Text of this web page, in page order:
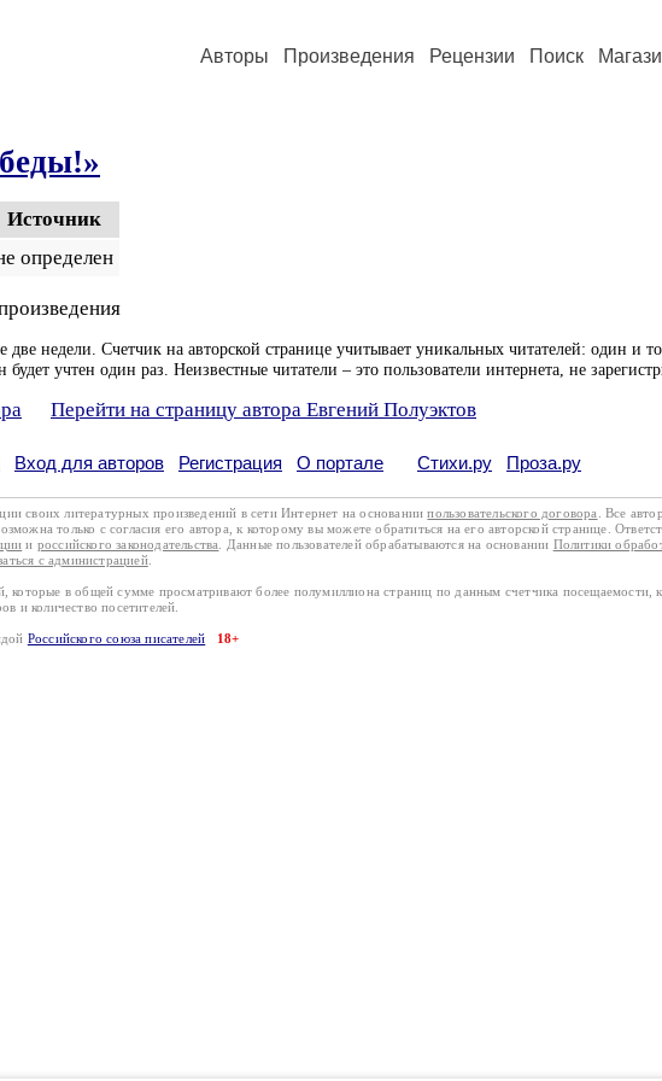
Авторы Произведения Рецензии Поиск
Источник
определен
недели. Счетчик на авторской странице учитывает уникальных читателей: один и
учтен один раз. Неизвестные читатели – это пользователи интернета, не
Перейти на страницу автора Евгений Полуэктов
Вход для авторов Регистрация О портале Стихи.ру Проза.ру
своих литературных произведений в сети Интернет на основаниипользовательского договора
. Все
только с согласия его автора, к которому вы можете обратиться на его авторской странице.
и российского законодательства . Данные пользователей обрабатываются на основании Политики
с администрацией.
которые в общей сумме просматривают более полумиллиона страниц по данным счетчика посещаемости,
и количество посетителей.
Российского союза писателей 18+